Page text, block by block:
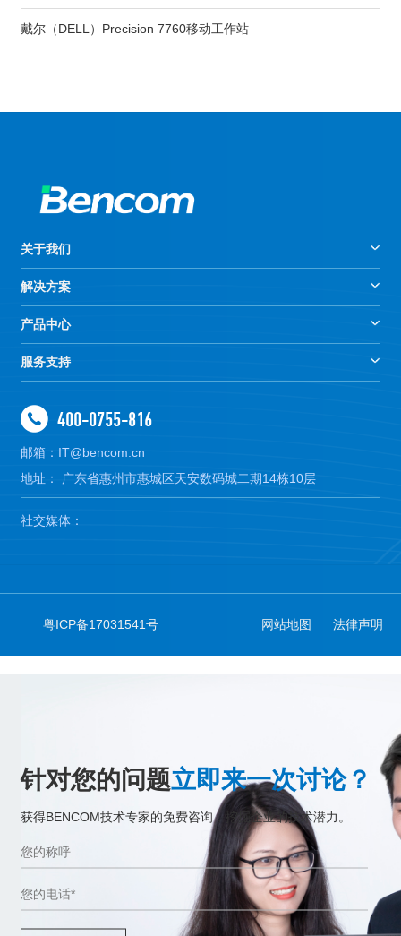
戴尔（DELL）Precision 7760移动工作站
关于我们
解决方案
产品中心
服务支持
400-0755-816
邮箱：IT@bencom.cn
地址： 广东省惠州市惠城区天安数码城二期14栋10层
社交媒体：
粤ICP备17031541号 网站地图 法律声明
针对您的问题立即来一次讨论？
获得BENCOM技术专家的免费咨询，挖掘企业的技术潜力。